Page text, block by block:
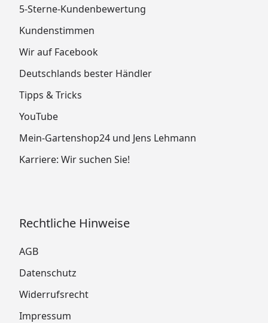
5-Sterne-Kundenbewertung
Kundenstimmen
Wir auf Facebook
Deutschlands bester Händler
Tipps & Tricks
YouTube
Mein-Gartenshop24 und Jens Lehmann
Karriere: Wir suchen Sie!
Rechtliche Hinweise
AGB
Datenschutz
Widerrufsrecht
Impressum